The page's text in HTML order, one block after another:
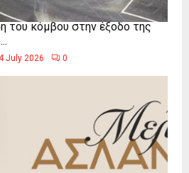
του κόμβου στην έξοδο της
July 2026 0